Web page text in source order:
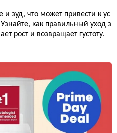
и зуд, что может привести к ус
как правильный уход з
рост и возвращает густоту.